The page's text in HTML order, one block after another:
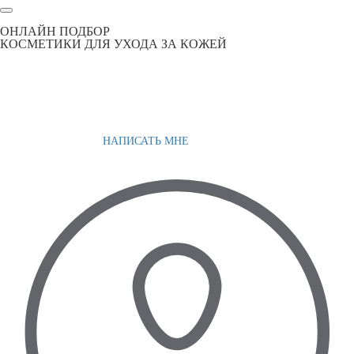
ОНЛАЙН ПОДБОР
КОСМЕТИКИ ДЛЯ УХОДА ЗА КОЖЕЙ
НАПИСАТЬ МНЕ